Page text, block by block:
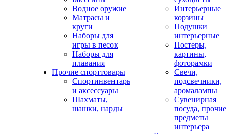
Водное оружие
Матрасы и
круги
Наборы для
игры в песок
Наборы для
плавания
Прочие спорттовары
Спортинвентарь
и аксессуары
Шахматы,
шашки, нарды
Интерьерные
корзины
Подушки
интерьерные
Постеры,
картины,
фоторамки
Свечи,
подсвечники,
аромалампы
Сувенирная
посуда, прочие
предметы
интерьера